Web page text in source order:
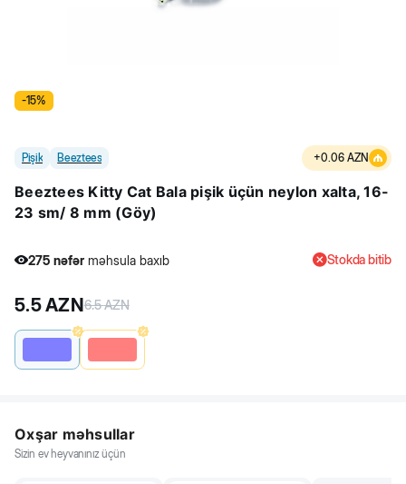
-15%
Pişik Beeztees +0.06 AZN
Beeztees Kitty Cat Bala pişik üçün neylon xalta, 16-
23 sm/ 8 mm (Göy)
275 nəfər məhsula baxıb
275 nəfər məhsula baxıb
Stokda bitib
5.5AZN6.5AZN
Oxşar məhsullar
Sizin ev heyvanınız üçün